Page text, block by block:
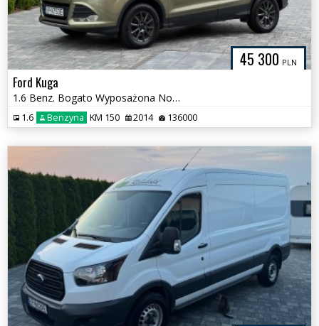
45 300 PLN
Ford Kuga
1.6 Benz. Bogato Wyposażona Nowy rozrząd
1.6 Benzyna KM 150 2014 136000